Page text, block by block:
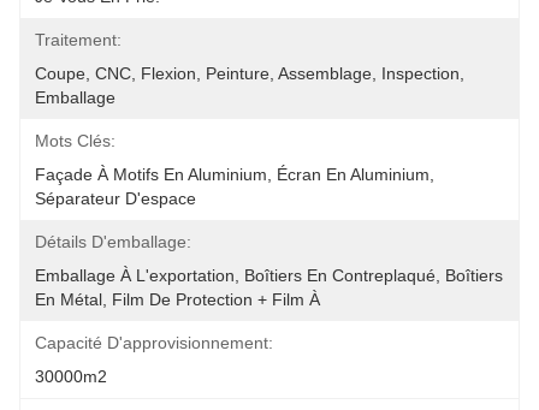
Traitement:
Coupe, CNC, Flexion, Peinture, Assemblage, Inspection,
Emballage
Mots Clés:
Façade À Motifs En Aluminium, Écran En Aluminium,
Séparateur D'espace
Détails D'emballage:
Emballage À L'exportation, Boîtiers En Contreplaqué, Boîtiers
En Métal, Film De Protection + Film À
Capacité D'approvisionnement:
30000m2